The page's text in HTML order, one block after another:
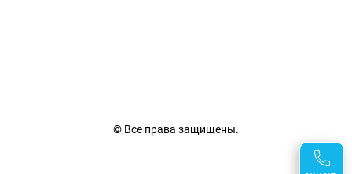
© Все права защищены.